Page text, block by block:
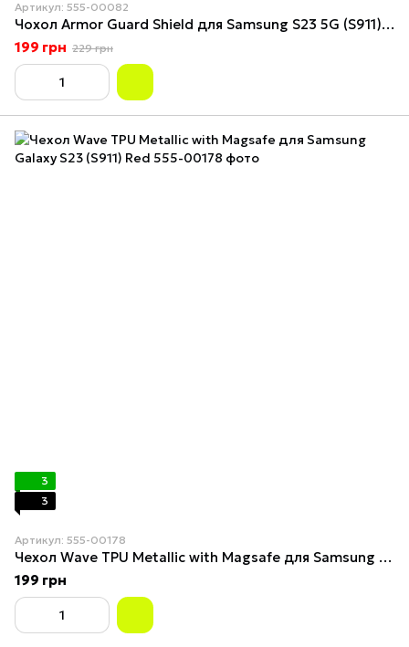
Артикул: 555-00082
Чохол Armor Guard Shield для Samsung S23 5G (S911) Silver
199 грн 229 грн
3
3
Артикул: 555-00178
Чехол Wave TPU Metallic with Magsafe для Samsung Galaxy S23 (S911) Red
199 грн